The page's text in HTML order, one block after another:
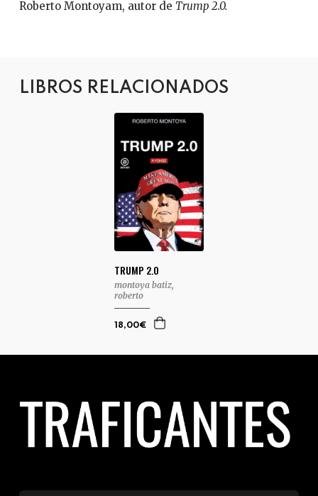
Roberto Montoyam, autor de Trump 2.0.
LIBROS RELACIONADOS
TRUMP 2.0
montoya batiz,
roberto
18,00€